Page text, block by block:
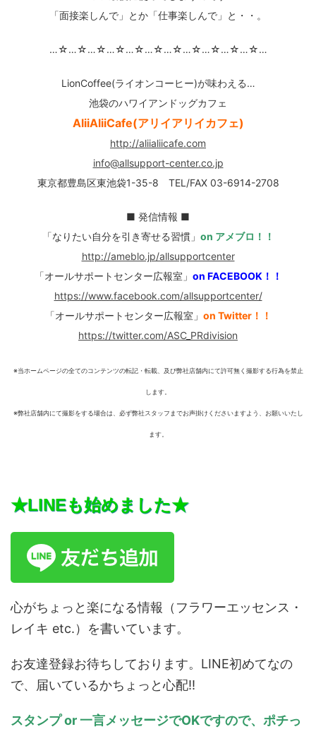
「面接楽しんで」とか「仕事楽しんで」と・・。
…☆…☆…☆…☆…☆…☆…☆…☆…☆…☆…☆…
LionCoffee(ライオンコーヒー)が味わえる…
池袋のハワイアンドッグカフェ
AliiAliiCafe(アリイアリイカフェ)
http://aliialiicafe.com
info@allsupport-center.co.jp
東京都豊島区東池袋1-35-8 TEL/FAX 03-6914-2708
■ 発信情報 ■
「なりたい自分を引き寄せる習慣」 on アメブロ！！
http://ameblo.jp/allsupportcenter
「オールサポートセンター広報室」 on FACEBOOK！！
https://www.facebook.com/allsupportcenter/
「オールサポートセンター広報室」 on Twitter！！
https://twitter.com/ASC_PRdivision
※当ホームページの全てのコンテンツの転記・転載、及び弊社店舗内にて許可無く撮影する行為を禁止
します。
※弊社店舗内にて撮影をする場合は、必ず弊社スタッフまでお声掛けくださいますよう、お願いいたし
ます。
★LINEも始めました★
心がちょっと楽になる情報（フラワーエッセンス・
レイキ etc.）を書いています。
お友達登録お待ちしております。LINE初めてなの
で、届いているかちょっと心配!!
スタンプ or 一言メッセージでOKですので、ポチっ